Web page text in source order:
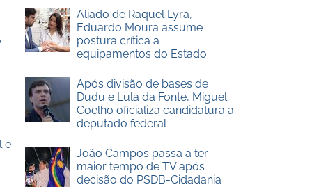
e
Aliado de Raquel Lyra,
Eduardo Moura assume
postura crítica a
equipamentos do Estado
Após divisão de bases de
Dudu e Lula da Fonte, Miguel
Coelho oficializa candidatura a
deputado federal
João Campos passa a ter
maior tempo de TV após
decisão do PSDB-Cidadania